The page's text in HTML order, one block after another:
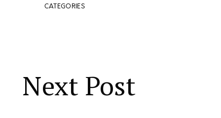
CATEGORIES
Next Post